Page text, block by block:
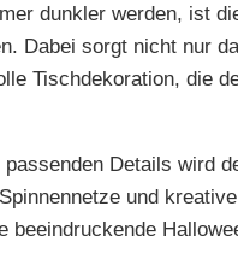
dunkler werden, ist
Dabei sorgt nicht nur
Tischdekoration, die
Details wird
und